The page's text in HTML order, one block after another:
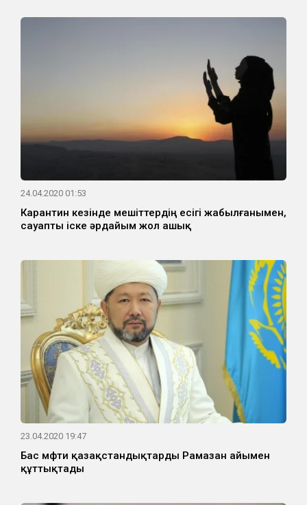
24.04.2020 01:53
Карантин кезінде мешіттердің есігі жабылғанымен,
сауапты іске әрдайым жол ашық
23.04.2020 19:47
Бас мүфти қазақстандықтарды Рамазан айымен
құттықтады